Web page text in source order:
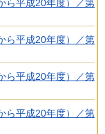
ら平成20年度）／第
ら平成20年度）／第
ら平成20年度）／第
ら平成20年度）／第